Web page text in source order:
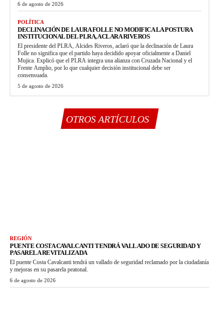
6 de agosto de 2026
POLÍTICA
DECLINACIÓN DE LAURA FOLLE NO MODIFICA LA POSTURA
INSTITUCIONAL DEL PLRA, ACLARA RIVEROS
El presidente del PLRA, Alcides Riveros, aclaró que la declinación de Laura
Folle no significa que el partido haya decidido apoyar oficialmente a Daniel
Mujica. Explicó que el PLRA integra una alianza con Cruzada Nacional y el
Frente Amplio, por lo que cualquier decisión institucional debe ser
consensuada.
5 de agosto de 2026
OTROS ARTÍCULOS
REGIÓN
PUENTE COSTA CAVALCANTI TENDRÁ VALLADO DE SEGURIDAD Y
PASARELA REVITALIZADA
El puente Costa Cavalcanti tendrá un vallado de seguridad reclamado por la ciudadanía
y mejoras en su pasarela peatonal.
6 de agosto de 2026